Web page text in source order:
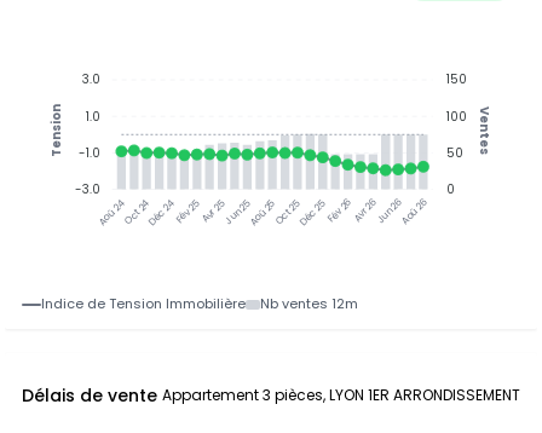
Aoû 24Oct 24Déc 24Fév 25Avr 25Jun 25Aoû 25Oct 25Déc 25Fév 26Avr 26Jun 26Aoû 26
150
100
50
0
Ventes
3.0
1.0
-1.0
-3.0
Tension
Indice de Tension Immobilière Nb ventes 12m
Délais de vente Appartement 3 pièces, LYON 1ER ARRONDISSEMENT